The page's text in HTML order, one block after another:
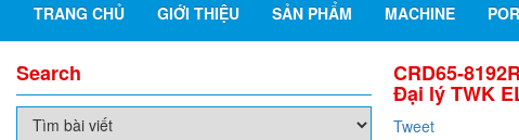
TRANG CHỦ GIỚI THIỆU SẢN PHẨM MACHINE
Search CRD65-
Đại lý TWK
Tweet